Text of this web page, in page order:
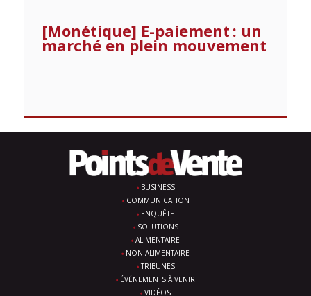
[Monétique] E-paiement : un
marché en plein mouvement
BUSINESS
COMMUNICATION
ENQUÊTE
SOLUTIONS
ALIMENTAIRE
NON ALIMENTAIRE
TRIBUNES
ÉVÉNEMENTS À VENIR
VIDÉOS